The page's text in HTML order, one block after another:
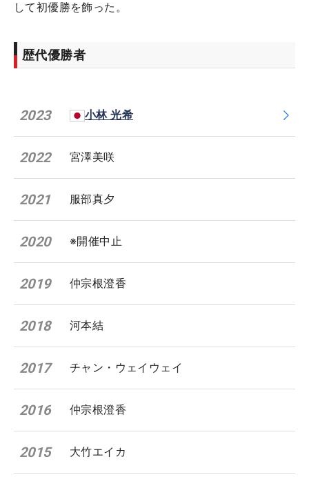
して初優勝を飾った。
歴代優勝者
2023 小林 光希
2022 宮澤美咲
2021 服部真夕
2020 ※開催中止
2019 仲宗根澄香
2018 河本結
2017 チャン・ウェイウェイ
2016 仲宗根澄香
2015 大竹エイカ